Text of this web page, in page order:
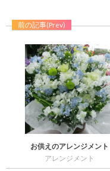
前の記事(Prev)
お供えのアレンジメント
アレンジメント